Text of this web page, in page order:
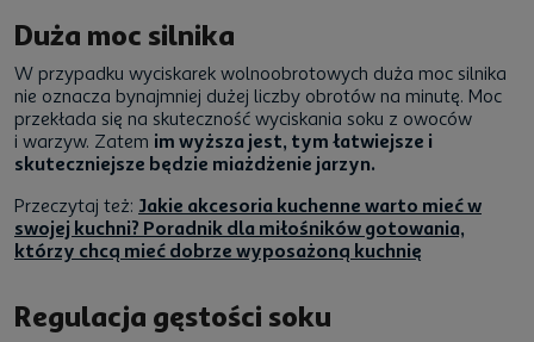
Duża moc silnika
W przypadku wyciskarek wolnoobrotowych duża moc silnika
nie oznacza bynajmniej dużej liczby obrotów na minutę. Moc
przekłada się na skuteczność wyciskania soku z owoców
i warzyw. Zatem im wyższa jest, tym łatwiejsze i
skuteczniejsze będzie miażdżenie jarzyn.
Przeczytaj też: Jakie akcesoria kuchenne warto mieć w
swojej kuchni? Poradnik dla miłośników gotowania,
którzy chcą mieć dobrze wyposażoną kuchnię
Regulacja gęstości soku